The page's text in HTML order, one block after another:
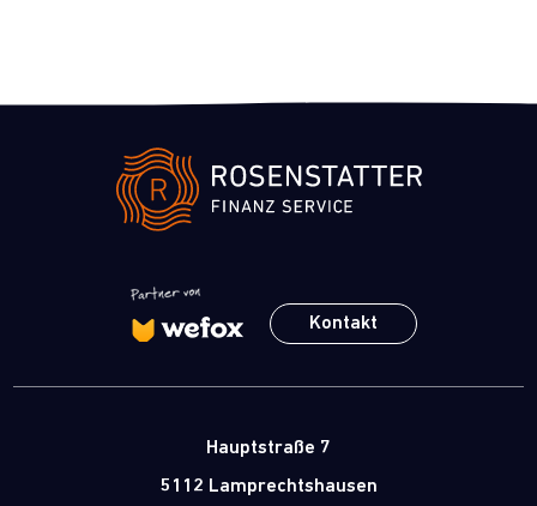
Kontakt
Hauptstraße 7
5112 Lamprechtshausen